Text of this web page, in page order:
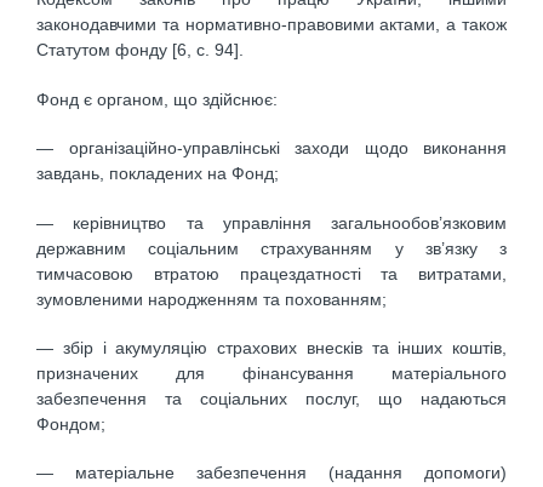
законодавчими та нормативно-правовими актами, а також
Статутом фонду [6, с. 94].
Фонд є органом, що здійснює:
— організаційно-управлінські заходи щодо виконання
завдань, покладених на Фонд;
— керівництво та управління загальнообов’язковим
державним соціальним страхуванням у зв’язку з
тимчасовою втратою працездатності та витратами,
зумовленими народженням та похованням;
— збір і акумуляцію страхових внесків та інших коштів,
призначених для фінансування матеріального
забезпечення та соціальних послуг, що надаються
Фондом;
— матеріальне забезпечення (надання допомоги)